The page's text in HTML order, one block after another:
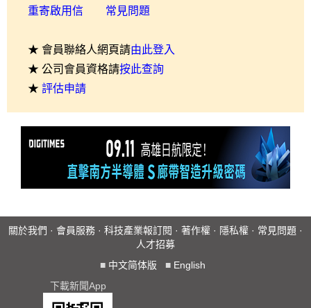
重寄啟用信 常見問題
★ 會員聯絡人網頁請由此登入
★ 公司會員資格請按此查詢
★ 評估申請
關於我們 · 會員服務 · 科技產業報訂閱 · 著作權 · 隱私權 · 常見問題 ·
人才招募
■ 中文简体版 ■ English
下載新聞App